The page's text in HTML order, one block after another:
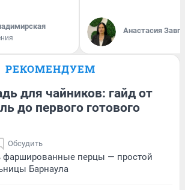
Анастасия
РЕКОМЕНДУЕМ
для чайников: гайд от
до первого готового
Обсудить
фаршированные перцы — простой
Барнаула